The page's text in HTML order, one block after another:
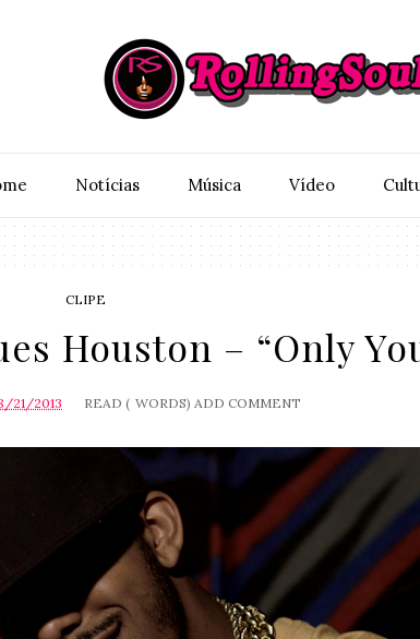
Notí­cias Música Vídeo
CLIPE
Houston – “Only
21/2013 READ ( WORDS) ADD COMMENT